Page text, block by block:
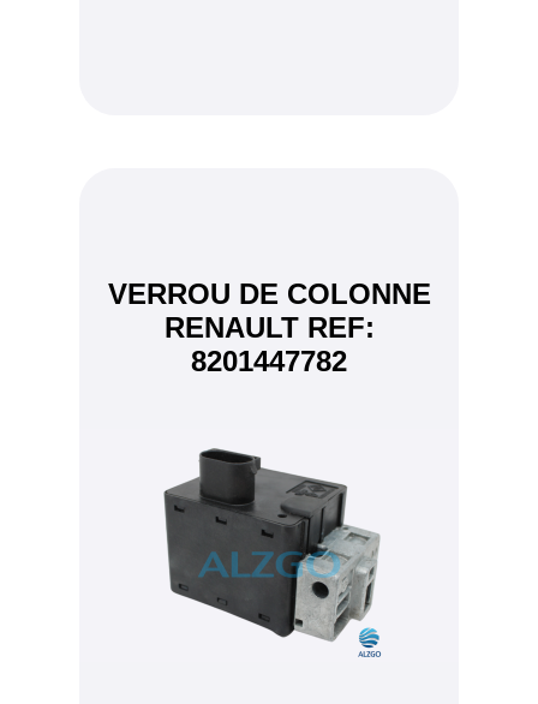
VERROU DE COLONNE
RENAULT REF:
8201447782